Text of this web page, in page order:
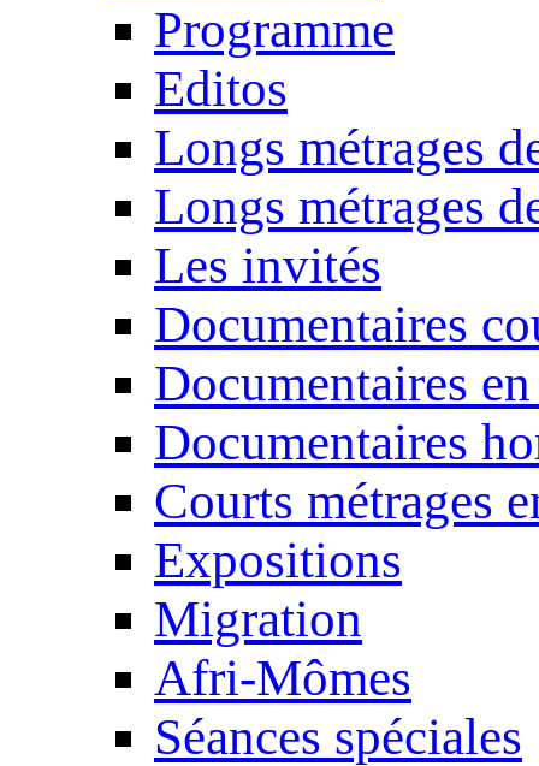
Programme
Editos
Longs métrages
Longs métrages
Les invités
Documentaires
Documentaires
Documentaires
Courts métrages
Expositions
Migration
Afri-Mômes
Séances spéciales